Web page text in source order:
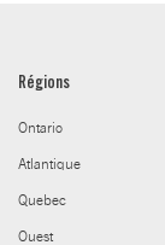
Régions
Ontario
Atlantique
Quebec
Ouest